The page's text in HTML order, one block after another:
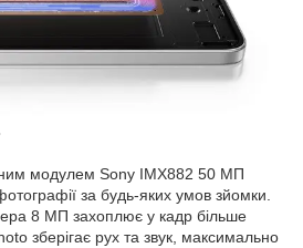
модулем Sony IMX882 50 МП
за будь-яких умов зйомки.
8 МП захоплює у кадр більше
зберігає рух та звук, максимально